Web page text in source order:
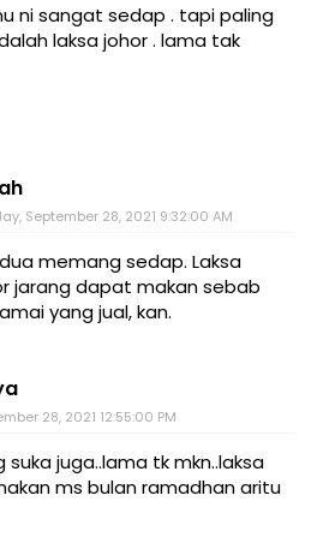
ni sangat sedap . tapi paling
laksa johor . lama tak
September 28, 2021 9:32:00 AM
memang sedap. Laksa
jarang dapat makan sebab
yang jual, kan.
28, 2021 12:55:00 PM
suka juga..lama tk mkn..laksa
ms bulan ramadhan aritu